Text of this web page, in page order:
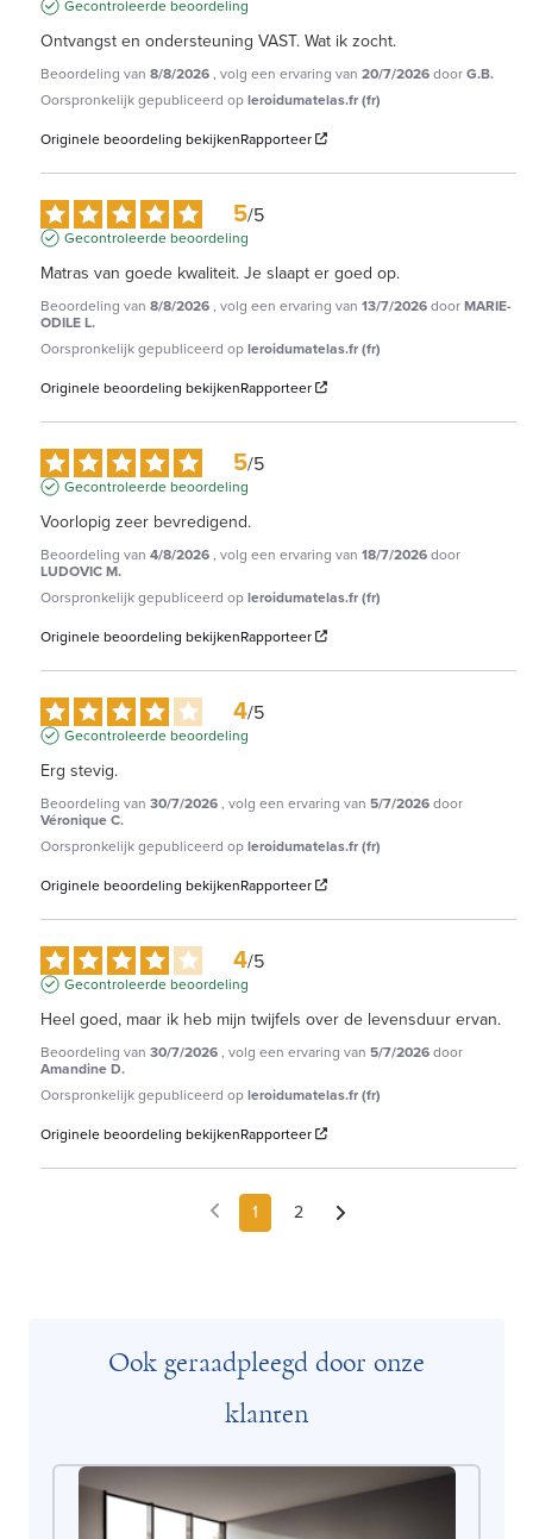
Gecontroleerde beoordeling
Ontvangst en ondersteuning VAST. Wat ik zocht.
Beoordeling van 8/8/2026, volg een ervaring van 20/7/2026doorG.B.
Oorspronkelijk gepubliceerd opleroidumatelas.fr (fr)
Originele beoordeling bekijkenRapporteer
5/5
Gecontroleerde beoordeling
Matras van goede kwaliteit. Je slaapt er goed op.
Beoordeling van 8/8/2026, volg een ervaring van 13/7/2026doorMARIE-
ODILE L.
Oorspronkelijk gepubliceerd opleroidumatelas.fr (fr)
Originele beoordeling bekijkenRapporteer
5/5
Gecontroleerde beoordeling
Voorlopig zeer bevredigend.
Beoordeling van 4/8/2026, volg een ervaring van 18/7/2026door
LUDOVIC M.
Oorspronkelijk gepubliceerd opleroidumatelas.fr (fr)
Originele beoordeling bekijkenRapporteer
4/5
Gecontroleerde beoordeling
Erg stevig.
Beoordeling van 30/7/2026, volg een ervaring van 5/7/2026door
Véronique C.
Oorspronkelijk gepubliceerd opleroidumatelas.fr (fr)
Originele beoordeling bekijkenRapporteer
4/5
Gecontroleerde beoordeling
Heel goed, maar ik heb mijn twijfels over de levensduur ervan.
Beoordeling van 30/7/2026, volg een ervaring van 5/7/2026door
Amandine D.
Oorspronkelijk gepubliceerd opleroidumatelas.fr (fr)
Originele beoordeling bekijkenRapporteer
1 2
Ook geraadpleegd door onze
klanten